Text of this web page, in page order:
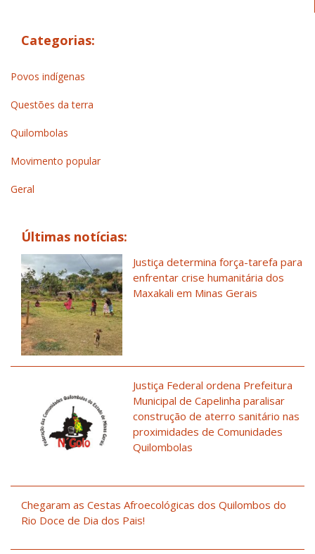
Categorias:
Povos indígenas
Questões da terra
Quilombolas
Movimento popular
Geral
Últimas notícias:
Justiça determina força-tarefa para
enfrentar crise humanitária dos
Maxakali em Minas Gerais
Justiça Federal ordena Prefeitura
Municipal de Capelinha paralisar
construção de aterro sanitário nas
proximidades de Comunidades
Quilombolas
Chegaram as Cestas Afroecológicas dos Quilombos do
Rio Doce de Dia dos Pais!